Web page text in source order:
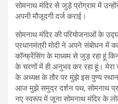
सोमनाथ मंदिर से जुड़े प्रोग्राम में
अपनी मौजूदगी दर्ज कराई।
सोमनाथ मंदिर की परियोजनाओं के
प्रधानमंत्री मोदी ने अपने संबोधन में
कॉन्फ्रेंसिंग के माध्यम से जुड़ रहा हूं
के चरणों में ही अनुभव कर रहा हूं। मेरा
के अध्यक्ष के तौर पर मुझे इस पुण्य
आज मुझे समुद्र दर्शन पथ, सोमनाथ
नए स्वरूप में जूना सोमनाथ मंदिर के